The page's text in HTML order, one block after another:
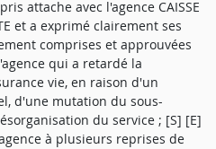
attache avec l'agence CAISSE
et a exprimé clairement ses
comprises et approuvées
qui a retardé la
vie, en raison d'un
d'une mutation du sous-
du service ; [S] [E]
à plusieurs reprises de